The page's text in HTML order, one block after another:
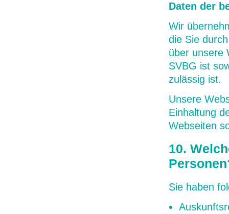
Daten der
Wir
die Sie
über unsere
SVBG ist
zulässig ist.
Unsere
Einhaltung
Webseiten
10.
Sie haben